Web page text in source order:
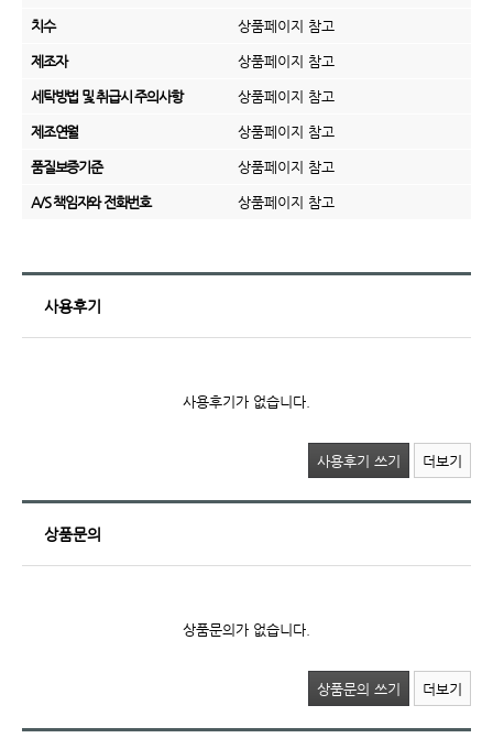
치수 상품페이지 참고
제조자 상품페이지 참고
세탁방법 및 취급시 주의사항 상품페이지 참고
제조연월 상품페이지 참고
품질보증기준 상품페이지 참고
A/S 책임자와 전화번호 상품페이지 참고
사용후기
사용후기가 없습니다.
사용후기 쓰기 더보기
상품문의
상품문의가 없습니다.
상품문의 쓰기 더보기